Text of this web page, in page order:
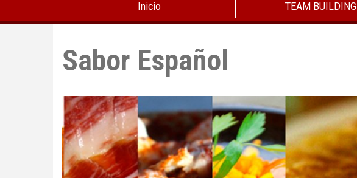
Inicio TEAM BUILDING
Sabor Español